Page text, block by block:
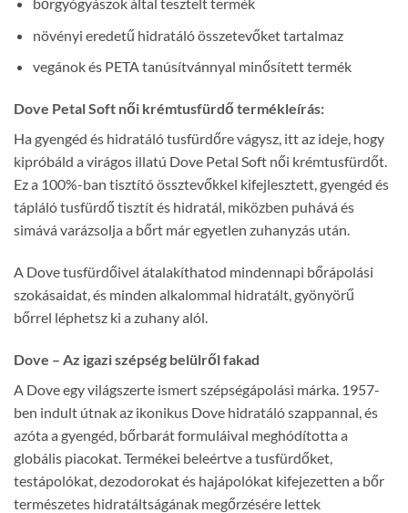
növényi eredetű hidratáló összetevőket tartalmaz
vegánok és PETA tanúsítvánnyal minősített termék
Dove Petal Soft női krémtusfürdő termékleírás:
Ha gyengéd és hidratáló tusfürdőre vágysz, itt az ideje, hogy
kipróbáld a virágos illatú Dove Petal Soft női krémtusfürdőt.
Ez a 100%-ban tisztító össztevőkkel kifejlesztett, gyengéd és
tápláló tusfürdő tisztít és hidratál, miközben puhává és
simává varázsolja a bőrt már egyetlen zuhanyzás után.
A Dove tusfürdőivel átalakíthatod mindennapi bőrápolási
szokásaidat, és minden alkalommal hidratált, gyönyörű
bőrrel léphetsz ki a zuhany alól.
Dove – Az igazi szépség belülről fakad
A Dove egy világszerte ismert szépségápolási márka. 1957-
ben indult útnak az ikonikus Dove hidratáló szappannal, és
azóta a gyengéd, bőrbarát formuláival meghódította a
globális piacokat. Termékei beleértve a tusfürdőket,
testápolókat, dezodorokat és hajápolókat kifejezetten a bőr
természetes hidratáltságának megőrzésére lettek